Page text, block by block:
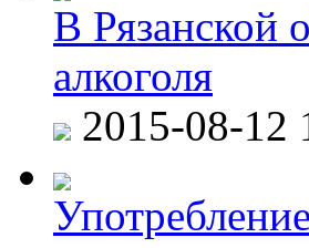
В Рязанской
алкоголя
2015-08-12